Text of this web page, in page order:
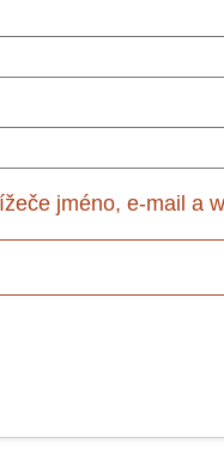
jméno, e-mail a